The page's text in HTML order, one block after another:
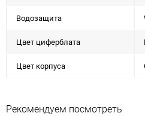
Водозащита
Цвет циферблата
Цвет корпуса
Рекомендуем посмотреть